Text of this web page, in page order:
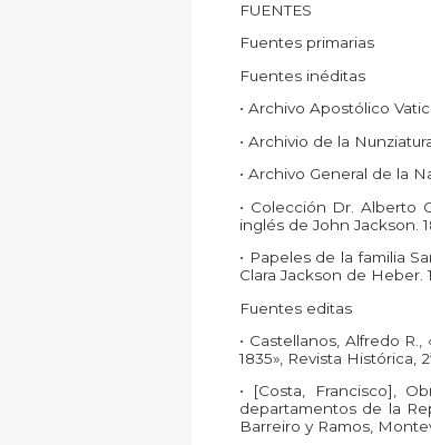
FUENTES
Fuentes primarias
Fuentes inéditas
• Archivo Apostólico
• Archivio de la
• Archivo General de la
• Colección Dr. Alberto
inglés de John Jackson.
• Papeles de la familia
Clara Jackson de Heber.
Fuentes editas
• Castellanos, Alfredo
1835», Revista Histórica,
• [Costa, Francisco],
departamentos de la
Barreiro y Ramos,